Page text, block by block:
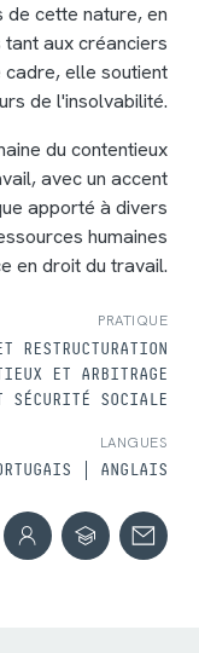
de cette nature, en
aux créanciers
cadre, elle soutient
de l'insolvabilité.
du contentieux
avec un accent
apporté à divers
humaines
en droit du travail.
PRATIQUE
RESTRUCTURATION
ET ARBITRAGE
SÉCURITÉ SOCIALE
LANGUES
ANGLAIS